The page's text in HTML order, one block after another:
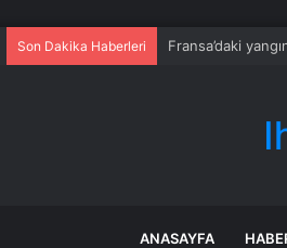
Son Dakika Haberleri Fransa’daki
ANASAYFA